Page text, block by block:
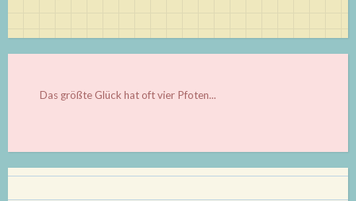
Das größte Glück hat oft vier Pfoten...